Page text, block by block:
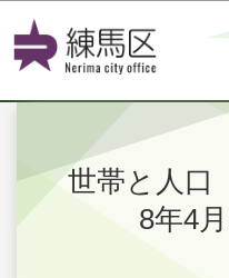
このペ
世帯と人
8年4